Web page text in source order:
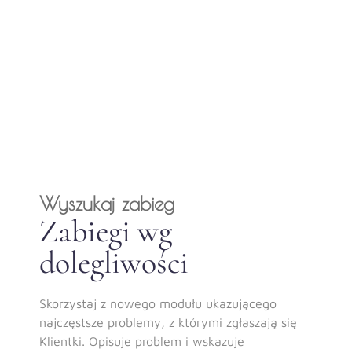
Wyszukaj zabieg
Zabiegi wg
dolegliwości
Skorzystaj z nowego modułu ukazującego
najczęstsze problemy, z którymi zgłaszają się
Klientki. Opisuje problem i wskazuje